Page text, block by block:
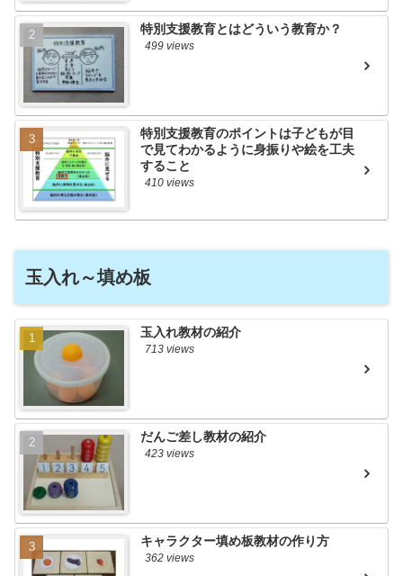
特別支援教育とはどういう教育か？
499 views
特別支援教育のポイントは子どもが目
で見てわかるように身振りや絵を工夫
すること
410 views
玉入れ～填め板
玉入れ教材の紹介
713 views
だんご差し教材の紹介
423 views
キャラクター填め板教材の作り方
362 views